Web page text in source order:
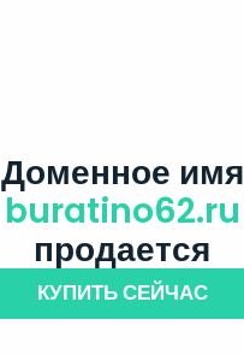
Доменное имя
buratino62.ru
продается
КУПИТЬ СЕЙЧАС